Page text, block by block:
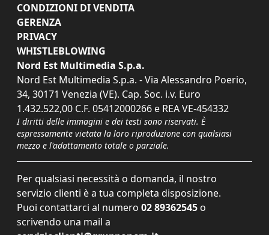
CONDIZIONI DI VENDITA
GERENZA
PRIVACY
WHISTLEBLOWING
Nord Est Multimedia S.p.a.
Nord Est Multimedia S.p.a. - Via Alessandro Poerio,
34, 30171 Venezia (VE). Cap. Soc. i.v. Euro
1.432.522,00 C.F. 05412000266 e REA VE-454332
I diritti delle immagini e dei testi sono riservati. È
espressamente vietata la loro riproduzione con qualsiasi
mezzo e l'adattamento totale o parziale.
Per qualsiasi necessità o domanda, il nostro
servizio clienti è a tua completa disposizione.
Puoi contattarci al numero 02 89362545 o
scrivendo una mail a